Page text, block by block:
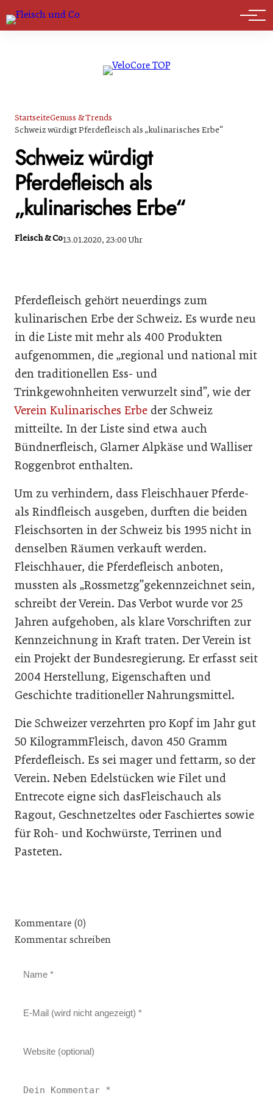
Marktführer
StartseiteGenuss & Trends
Schweiz würdigt Pferdefleisch als „kulinarisches Erbe“
Schweiz würdigt
Pferdefleisch als
„kulinarisches Erbe“
Fleisch & Co13.01.2020, 23:00 Uhr
Pferdefleisch gehört neuerdings zum
kulinarischen Erbe der Schweiz. Es wurde neu
in die Liste mit mehr als 400 Produkten
aufgenommen, die „regional und national mit
den traditionellen Ess- und
Trinkgewohnheiten verwurzelt sind”, wie der
Verein Kulinarisches Erbe der Schweiz
mitteilte. In der Liste sind etwa auch
Bündnerfleisch, Glarner Alpkäse und Walliser
Roggenbrot enthalten.
Um zu verhindern, dass Fleischhauer Pferde-
als Rindfleisch ausgeben, durften die beiden
Fleischsorten in der Schweiz bis 1995 nicht in
denselben Räumen verkauft werden.
Fleischhauer, die Pferdefleisch anboten,
mussten als „Rossmetzg”gekennzeichnet sein,
schreibt der Verein. Das Verbot wurde vor 25
Jahren aufgehoben, als klare Vorschriften zur
Kennzeichnung in Kraft traten. Der Verein ist
ein Projekt der Bundesregierung. Er erfasst seit
2004 Herstellung, Eigenschaften und
Geschichte traditioneller Nahrungsmittel.
Die Schweizer verzehrten pro Kopf im Jahr gut
50 KilogrammFleisch, davon 450 Gramm
Pferdefleisch. Es sei mager und fettarm, so der
Verein. Neben Edelstücken wie Filet und
Entrecote eigne sich dasFleischauch als
Ragout, Geschnetzeltes oder Faschiertes sowie
für Roh- und Kochwürste, Terrinen und
Pasteten.
Kommentare (0)
Kommentar schreiben